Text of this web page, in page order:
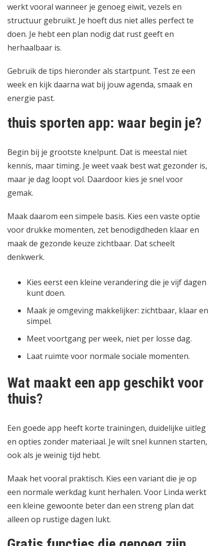
werkt vooral wanneer je genoeg eiwit, vezels en
structuur gebruikt. Je hoeft dus niet alles perfect te
doen. Je hebt een plan nodig dat rust geeft en
herhaalbaar is.
Gebruik de tips hieronder als startpunt. Test ze een
week en kijk daarna wat bij jouw agenda, smaak en
energie past.
thuis sporten app: waar begin je?
Begin bij je grootste knelpunt. Dat is meestal niet
kennis, maar timing. Je weet vaak best wat gezonder is,
maar je dag loopt vol. Daardoor kies je snel voor
gemak.
Maak daarom een simpele basis. Kies een vaste optie
voor drukke momenten, zet benodigdheden klaar en
maak de gezonde keuze zichtbaar. Dat scheelt
denkwerk.
Kies eerst een kleine verandering die je vijf dagen
kunt doen.
Maak je omgeving makkelijker: zichtbaar, klaar en
simpel.
Meet voortgang per week, niet per losse dag.
Laat ruimte voor normale sociale momenten.
Wat maakt een app geschikt voor
thuis?
Een goede app heeft korte trainingen, duidelijke uitleg
en opties zonder materiaal. Je wilt snel kunnen starten,
ook als je weinig tijd hebt.
Maak het vooral praktisch. Kies een variant die je op
een normale werkdag kunt herhalen. Voor Linda werkt
een kleine gewoonte beter dan een streng plan dat
alleen op rustige dagen lukt.